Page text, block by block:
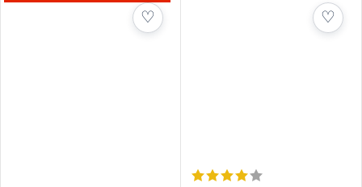
♡ ♡